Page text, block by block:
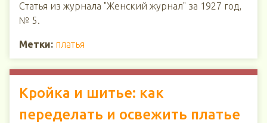
Статья из журнала "Женский журнал" за 1927 год,
№ 5.
Метки: платья
Кройка и шитье: как
переделать и освежить платье